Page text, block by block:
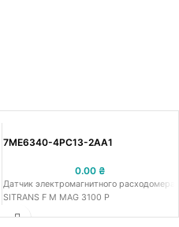
7ME6340-4PC13-2AA1
0.00 ₴
Датчик электромагнитного расходомера
SITRANS F M MAG 3100 P